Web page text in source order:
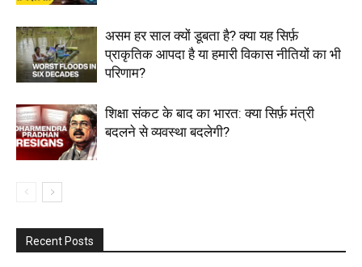
असम हर साल क्यों डूबता है? क्या यह सिर्फ़
प्राकृतिक आपदा है या हमारी विकास नीतियों का भी
परिणाम?
शिक्षा संकट के बाद का भारत: क्या सिर्फ़ मंत्री
बदलने से व्यवस्था बदलेगी?
Recent Posts